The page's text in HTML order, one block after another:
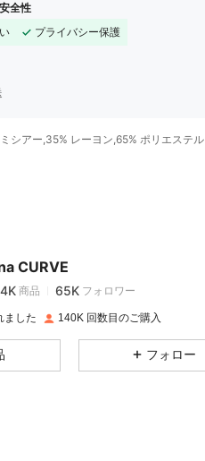
全性
プライバシー保護
シアー,35% レーヨン,65% ポリエステル
CURVE
商品 65K
日前に購入しました
65K
ました 140K 回数目のご購入
フォロー